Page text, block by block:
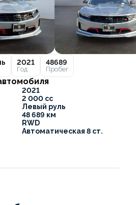
2021
Год
48689
Пробег
2021
2 000 cc
Левый руль
48 689 км
RWD
Автоматическая 8 ст.